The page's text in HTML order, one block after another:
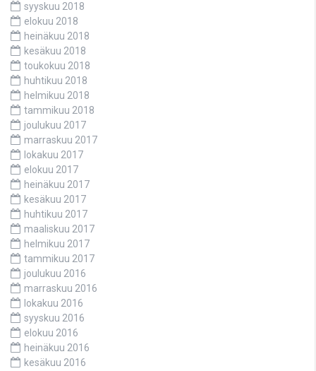
syyskuu 2018
elokuu 2018
heinäkuu 2018
kesäkuu 2018
toukokuu 2018
huhtikuu 2018
helmikuu 2018
tammikuu 2018
joulukuu 2017
marraskuu 2017
lokakuu 2017
elokuu 2017
heinäkuu 2017
kesäkuu 2017
huhtikuu 2017
maaliskuu 2017
helmikuu 2017
tammikuu 2017
joulukuu 2016
marraskuu 2016
lokakuu 2016
syyskuu 2016
elokuu 2016
heinäkuu 2016
kesäkuu 2016